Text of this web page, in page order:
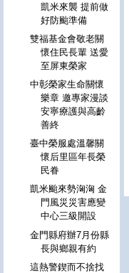
凱米來襲 提前做
好防颱準備
雙福基金會敬老關
懷住民長輩 送愛
至屏東榮家
中彰榮家生命關懷
樂章 邀專家漫談
安寧療護與高齡
善終
臺中榮服處溫馨關
懷后里區年長榮
民眷
凱米颱來勢洶洶 金
門風災災害應變
中心三級開設
金門縣府辦7月份縣
長與鄉親有約
這熱警鍥而不捨找